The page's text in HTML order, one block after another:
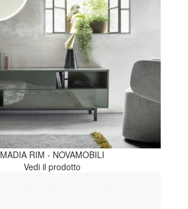
MADIA RIM - NOVAMOBILI
Vedi il prodotto